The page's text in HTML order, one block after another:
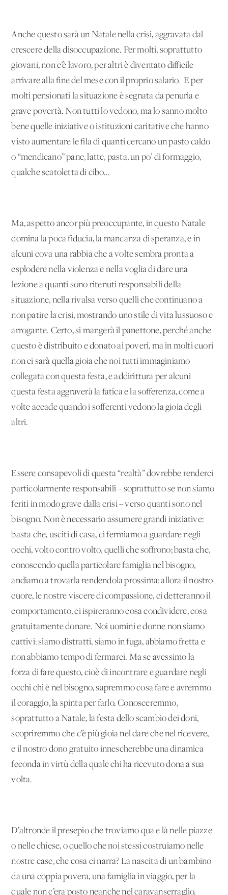
Anche questo sarà un Natale nella crisi, aggravata dal
crescere della disoccupazione. Per molti, soprattutto
giovani, non c’è lavoro, per altri è diventato difficile
arrivare alla fine del mese con il proprio salario. E per
molti pensionati la situazione è segnata da penuria e
grave povertà. Non tutti lo vedono, ma lo sanno molto
bene quelle iniziative o istituzioni caritative che hanno
visto aumentare le fila di quanti cercano un pasto caldo
o “mendicano” pane, latte, pasta, un po’ di formaggio,
qualche scatoletta di cibo...
Ma, aspetto ancor più preoccupante, in questo Natale
domina la poca fiducia, la mancanza di speranza, e in
alcuni cova una rabbia che a volte sembra pronta a
esplodere nella violenza e nella voglia di dare una
lezione a quanti sono ritenuti responsabili della
situazione, nella rivalsa verso quelli che continuano a
non patire la crisi, mostrando uno stile di vita lussuoso e
arrogante. Certo, si mangerà il panettone, perché anche
questo è distribuito e donato ai poveri, ma in molti cuori
non ci sarà quella gioia che noi tutti immaginiamo
collegata con questa festa, e addirittura per alcuni
questa festa aggraverà la fatica e la sofferenza, come a
volte accade quando i sofferenti vedono la gioia degli
altri.
Essere consapevoli di questa “realtà” dovrebbe renderci
particolarmente responsabili – soprattutto se non siamo
feriti in modo grave dalla crisi – verso quanti sono nel
bisogno. Non è necessario assumere grandi iniziative:
basta che, usciti di casa, ci fermiamo a guardare negli
occhi, volto contro volto, quelli che soffrono; basta che,
conoscendo quella particolare famiglia nel bisogno,
andiamo a trovarla rendendola prossima: allora il nostro
cuore, le nostre viscere di compassione, ci detteranno il
comportamento, ci ispireranno cosa condividere, cosa
gratuitamente donare. Noi uomini e donne non siamo
cattivi: siamo distratti, siamo in fuga, abbiamo fretta e
non abbiamo tempo di fermarci. Ma se avessimo la
forza di fare questo, cioè di incontrare e guardare negli
occhi chi è nel bisogno, sapremmo cosa fare e avremmo
il coraggio, la spinta per farlo. Conosceremmo,
soprattutto a Natale, la festa dello scambio dei doni,
scopriremmo che c’è più gioia nel dare che nel ricevere,
e il nostro dono gratuito innescherebbe una dinamica
feconda in virtù della quale chi ha ricevuto dona a sua
volta.
D’altronde il presepio che troviamo qua e là nelle piazze
o nelle chiese, o quello che noi stessi costruiamo nelle
nostre case, che cosa ci narra? La nascita di un bambino
da una coppia povera, una famiglia in viaggio, per la
quale non c’era posto neanche nel caravanserraglio.